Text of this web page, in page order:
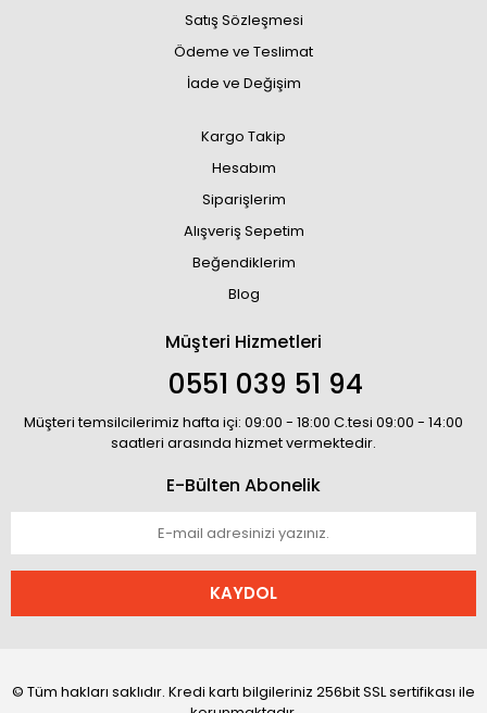
Satış Sözleşmesi
Ödeme ve Teslimat
İade ve Değişim
Kargo Takip
Hesabım
Siparişlerim
Alışveriş Sepetim
Beğendiklerim
Blog
Müşteri Hizmetleri
0551 039 51 94
Müşteri temsilcilerimiz hafta içi: 09:00 - 18:00 C.tesi 09:00 - 14:00
saatleri arasında hizmet vermektedir.
E-Bülten Abonelik
KAYDOL
© Tüm hakları saklıdır. Kredi kartı bilgileriniz 256bit SSL sertifikası ile